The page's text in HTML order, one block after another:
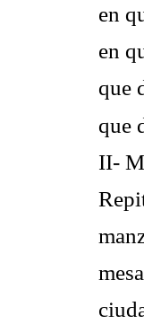
en
en
que
que
II-
mesa